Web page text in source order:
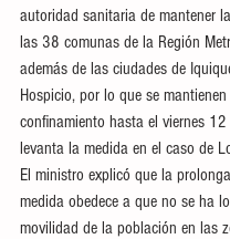
autoridad sanitaria de mantener
las 38 comunas de la Región
además de las ciudades de
Hospicio, por lo que se mantienen
confinamiento hasta el viernes
levanta la medida en el caso de
El ministro explicó que la
medida obedece a que no se ha
movilidad de la población en las